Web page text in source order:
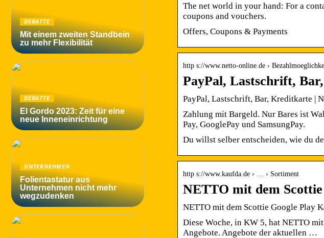
The net world in your hand: For a
coupons and vouchers.
Offers, Coupons & Payments
http s://www.netto-online.de ›
PayPal, Lastschrift,
PayPal, Lastschrift, Bar, Kreditkarte |
Zahlung mit Bargeld. Nur Bares ist
Pay, GooglePay und SamsungPay.
Du willst selber entscheiden, wie du
http s://www.kaufda.de › … › Sortiment
NETTO mit dem
NETTO mit dem Scottie Google Play
Diese Woche, in KW 5, hat NETTO
Angebote. Angebote der aktuellen …
DEBATTE
Mit einem zweiten Standbein
zu mehr Flexibilität
DEBATTE
El Gordo 2023: Zeit für eine
neue Inneneinrichtung
UNTERNEHMEN
Folientastatur aus
Unternehmen nicht mehr
wegzudenken